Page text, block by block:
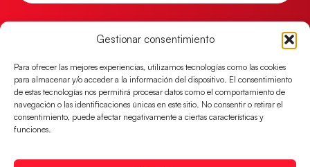
Gestionar consentimiento
Para ofrecer las mejores experiencias, utilizamos tecnologías como las cookies
para almacenar y/o acceder a la información del dispositivo. El consentimiento
de estas tecnologías nos permitirá procesar datos como el comportamiento de
navegación o las identificaciones únicas en este sitio. No consentir o retirar el
consentimiento, puede afectar negativamente a ciertas características y
funciones.